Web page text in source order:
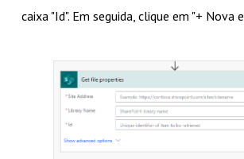
caixa "Id". Em seguida, clique em "+ Nova